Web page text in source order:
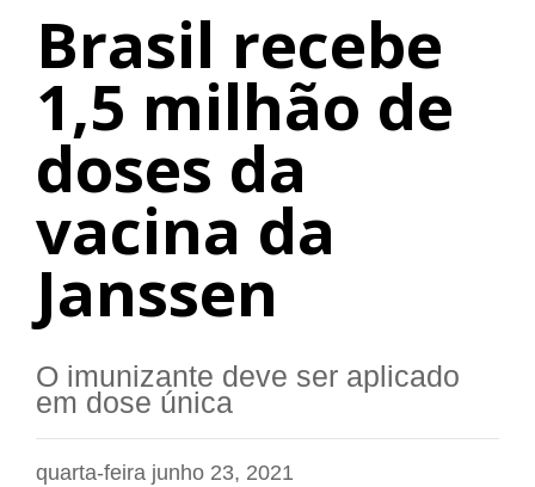
Brasil recebe
1,5 milhão de
doses da
vacina da
Janssen
O imunizante deve ser aplicado
em dose única
quarta-feira junho 23, 2021